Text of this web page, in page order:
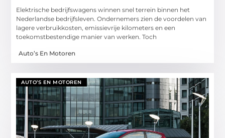
Elektrische bedrijfswagens winnen snel terrein binnen het
Nederlandse bedrijfsleven. Ondernemers zien de voordelen van
lagere verbruikkosten, emissievrije kilometers en een
toekomstbestendige manier van werken. Toch
Auto’s En Motoren
AUTO’S EN MOTOREN